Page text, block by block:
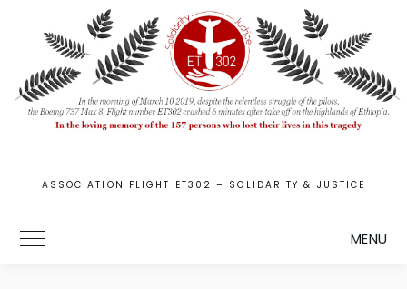
ASSOCIATION FLIGHT ET302 – SOLIDARITY & JUSTICE
Toggle Main Menu MENU